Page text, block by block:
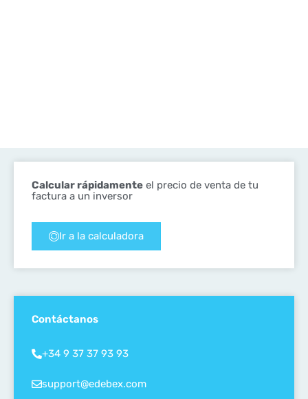
Calcular rápidamente el precio de venta de tu
factura a un inversor
Ir a la calculadora
Contáctanos
+34 9 37 37 93 93
support@edebex.com